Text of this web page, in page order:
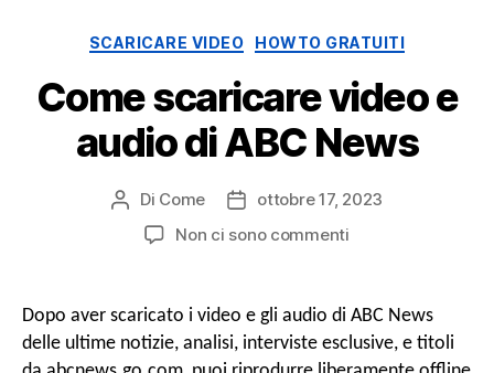
Categorie
SCARICARE VIDEO HOWTO GRATUITI
Come scaricare video e
audio di ABC News
Post
autore
Di Come
Dataottobre 17, 2023
Non ci sono commentiSU
video
e
audio
Dopo aver scaricato i video e gli audio di ABC News
delle ultime notizie, analisi, interviste esclusive, e titoli